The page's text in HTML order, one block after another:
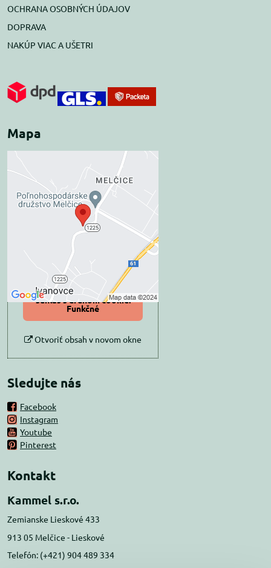
OCHRANA OSOBNÝCH ÚDAJOV
DOPRAVA
NAKÚP VIAC A UŠETRI
Mapa
Externý obsah je
blokovaný Voľbami
súkromia
Prajete si načítať externý obsah?
Povoliť tentokrát
Povoliť a zapamätať -
súhlas s druhom cookie:
Funkčné
Otvoriť obsah v novom okne
Sledujte nás
Facebook
Instagram
Youtube
Pinterest
Kontakt
Kammel s.r.o.
Zemianske Lieskové 433
913 05 Melčice - Lieskové
Telefón: (+421) 904 489 334